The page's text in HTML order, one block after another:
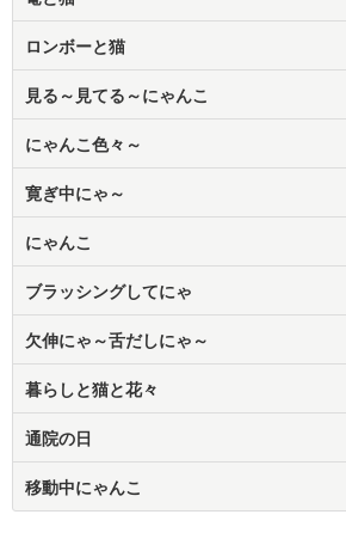
ロンボーと猫
見る～見てる～にゃんこ
にゃんこ色々～
寛ぎ中にゃ～
にゃんこ
ブラッシングしてにゃ
欠伸にゃ～舌だしにゃ～
暮らしと猫と花々
通院の日
移動中にゃんこ